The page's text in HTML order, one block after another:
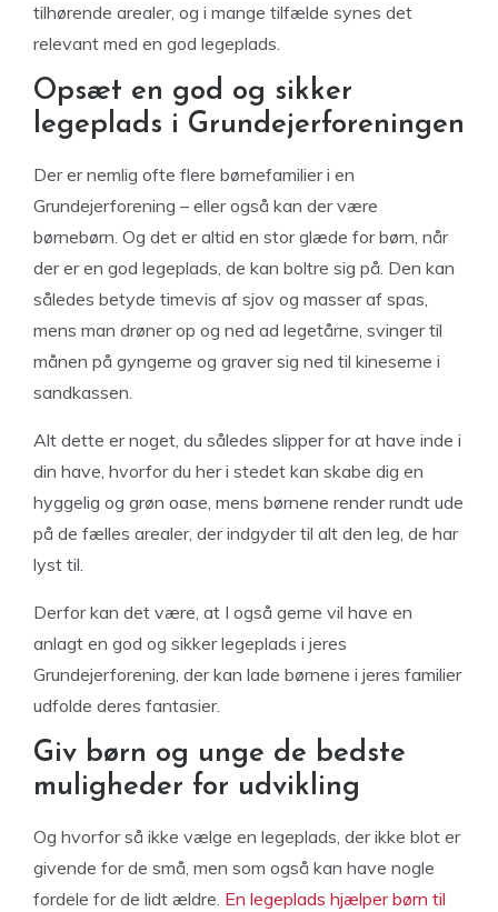
tilhørende arealer, og i mange tilfælde synes det
relevant med en god legeplads.
Opsæt en god og sikker
legeplads i Grundejerforeningen
Der er nemlig ofte flere børnefamilier i en
Grundejerforening – eller også kan der være
børnebørn. Og det er altid en stor glæde for børn, når
der er en god legeplads, de kan boltre sig på. Den kan
således betyde timevis af sjov og masser af spas,
mens man drøner op og ned ad legetårne, svinger til
månen på gyngerne og graver sig ned til kineserne i
sandkassen.
Alt dette er noget, du således slipper for at have inde i
din have, hvorfor du her i stedet kan skabe dig en
hyggelig og grøn oase, mens børnene render rundt ude
på de fælles arealer, der indgyder til alt den leg, de har
lyst til.
Derfor kan det være, at I også gerne vil have en
anlagt en god og sikker legeplads i jeres
Grundejerforening, der kan lade børnene i jeres familier
udfolde deres fantasier.
Giv børn og unge de bedste
muligheder for udvikling
Og hvorfor så ikke vælge en legeplads, der ikke blot er
givende for de små, men som også kan have nogle
fordele for de lidt ældre. En legeplads hjælper børn til